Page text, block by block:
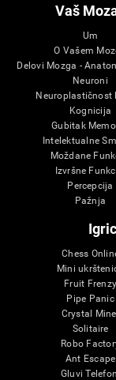
Vaš
Um
O Vašem
Delovi Mozga -
Neuroni
Neuroplastičnost
Kognicija
Gubitak
Intelektualne
Moždane
Izvršne
Percepcija
Pažnja
Chess
Mini
Fruit Frenzy
Pipe Panic
Crystal
Solitaire
Robo
Ant Escape
Gluvi